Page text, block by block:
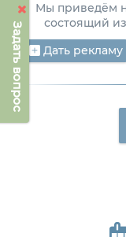
Задать вопрос
Мы приведём
состоящий
Дать рекламу